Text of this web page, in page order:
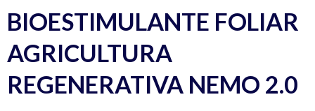
BIOESTIMULANTE FOLIAR
AGRICULTURA
REGENERATIVA NEMO 2.0